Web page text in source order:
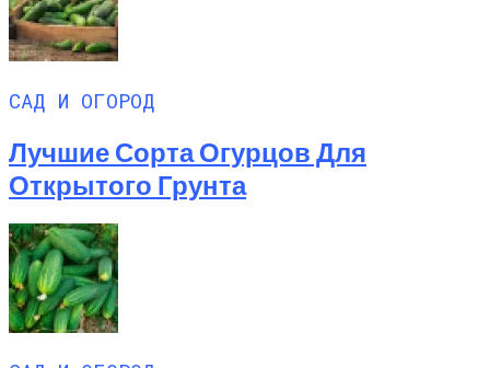
САД И ОГОРОД
Лучшие Сорта Огурцов Для
Открытого Грунта